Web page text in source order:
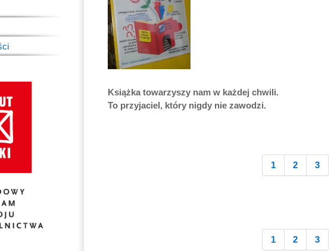
Książka towarzyszy nam w każdej chwili.
To przyjaciel, który nigdy nie zawodzi.
1 2 3
1 2 3